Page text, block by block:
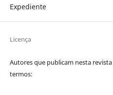
Expediente
Licença
Autores que publicam nesta
termos: